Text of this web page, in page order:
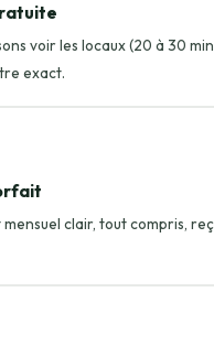
voir les locaux (20 à 30
exact.
clair, tout compris,